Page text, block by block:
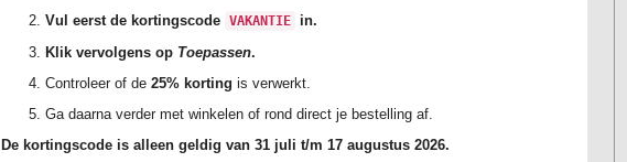
Vul eerst de kortingscode VAKANTIE
in.
Klik vervolgens op Toepassen.
Controleer of de 25% korting is verwerkt.
Ga daarna verder met winkelen of rond direct je bestelling af.
De kortingscode is alleen geldig van 31 juli t/m 17 augustus 2026.